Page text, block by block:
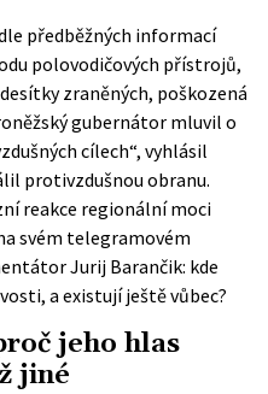
předběžných informací
polovodičových přístrojů,
zraněných, poškozená
gubernátor mluvil o
cílech“, vyhlásil
protivzdušnou obranu.
reakce regionální moci
svém telegramovém
Jurij Barančik: kde
a existují ještě vůbec?
jeho hlas
jiné